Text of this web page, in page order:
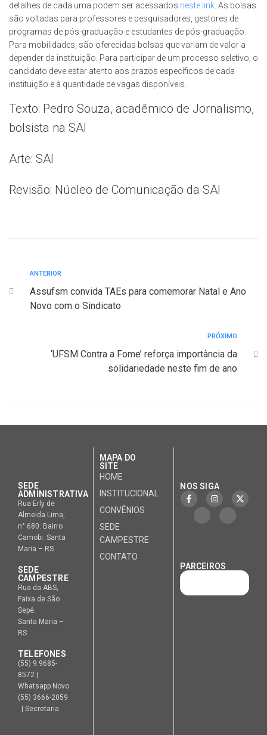
detalhes de cada uma podem ser acessados neste link. As bolsas
são voltadas para professores e pesquisadores, gestores de
programas de pós-graduação e estudantes de pós-graduação.
Para mobilidades, são oferecidas bolsas que variam de valor a
depender da instituição. Para participar de um processo seletivo, o
candidato deve estar atento aos prazos específicos de cada
instituição e à quantidade de vagas disponíveis.
Texto: Pedro Souza, acadêmico de Jornalismo,
bolsista na SAI
Arte: SAI
Revisão: Núcleo de Comunicação da SAI
ANTERIOR
Assufsm convida TAEs para comemorar Natal e Ano
Novo com o Sindicato
PRÓXIMO
‘UFSM Contra a Fome’ reforça importância da
solidariedade neste fim de ano
SEDE
ADMINISTRATIVA
Rua Erly de
Almeida Lima,
n° 680. Bairro
Camobi. Santa
Maria – RS
SEDE
CAMPESTRE
Rua da ABS,
Faixa de São
Sepé.
Santa Maria –
RS
TELEFONES
(55) 9.9685-
8572 |
Whatsapp Novo
(55) 3666-2059
| Secretaria
MAPA DO
SITE
HOME
INSTITUCIONAL
CONVÊNIOS
SEDE
CAMPESTRE
CONTATO
NOS SIGA
PARCEIROS